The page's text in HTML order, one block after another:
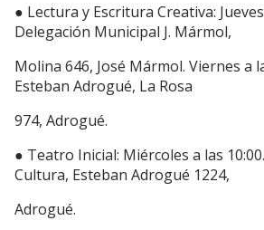
● Lectura y Escritura Creativa:
Delegación Municipal J. Mármol,
Molina 646, José Mármol. Viernes a
Esteban Adrogué, La Rosa
974, Adrogué.
● Teatro Inicial: Miércoles a las
Cultura, Esteban Adrogué 1224,
Adrogué.